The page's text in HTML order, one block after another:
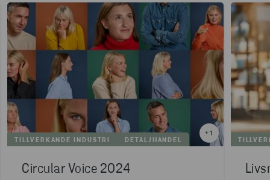
+1
TILLVERKANDE INDUSTRI
DETALJHANDEL
Circular Voice 2024